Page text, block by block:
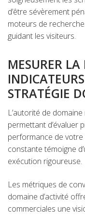
d’être sévèrement
moteurs de
guidant les visiteurs.
MESURER
STRATÉGIE
L’autorité de
permettant d’évaluer
performance de
constante témoigne
exécution rigoureuse.
Les métriques de
domaine d’activité
commerciales une